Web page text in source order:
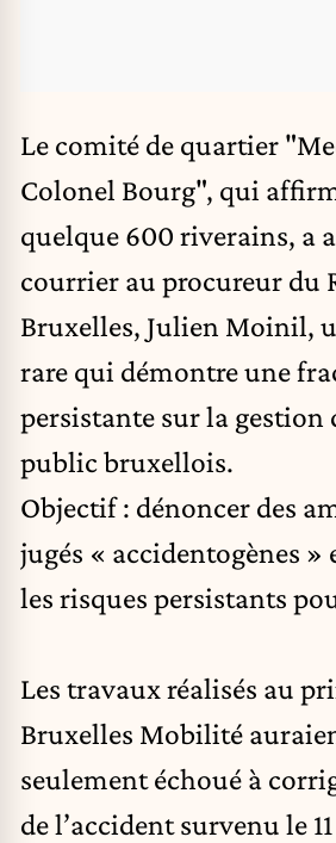
Le comité de quartier
Colonel Bourg", qui
quelque 600 riverains, a
courrier au procureur du
Bruxelles, Julien Moinil,
rare qui démontre une
persistante sur la gestion
public bruxellois.
Objectif : dénoncer des
jugés « accidentogènes »
les risques persistants
Les travaux réalisés au
Bruxelles Mobilité
seulement échoué à
de l’accident survenu le